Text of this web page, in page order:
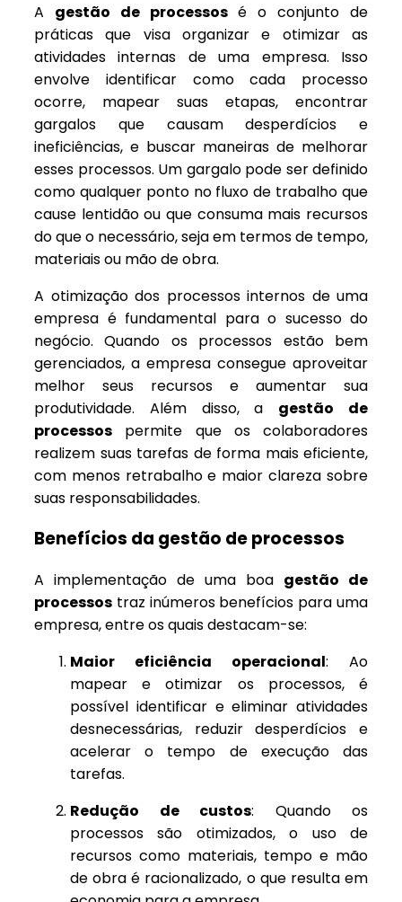
A gestão de processosé o conjunto de
práticas que visa organizar e otimizar as
atividades internas de uma empresa. Isso
envolve identificar como cada processo
ocorre, mapear suas etapas, encontrar
gargalos que causam desperdícios e
ineficiências, e buscar maneiras de melhorar
esses processos. Um gargalo pode ser definido
como qualquer ponto no fluxo de trabalho que
cause lentidão ou que consuma mais recursos
do que o necessário, seja em termos de tempo,
materiais ou mão de obra.
A otimização dos processos internos de uma
empresa é fundamental para o sucesso do
negócio. Quando os processos estão bem
gerenciados, a empresa consegue aproveitar
melhor seus recursos e aumentar sua
produtividade. Além disso, a gestão de
processos permite que os colaboradores
realizem suas tarefas de forma mais eficiente,
com menos retrabalho e maior clareza sobre
suas responsabilidades.
Benefícios da gestão de processos
A implementação de uma boa gestão de
processos traz inúmeros benefícios para uma
empresa, entre os quais destacam-se:
Maior eficiência operacional: Ao
mapear e otimizar os processos, é
possível identificar e eliminar atividades
desnecessárias, reduzir desperdícios e
acelerar o tempo de execução das
tarefas.
Redução de custos: Quando os
processos são otimizados, o uso de
recursos como materiais, tempo e mão
de obra é racionalizado, o que resulta em